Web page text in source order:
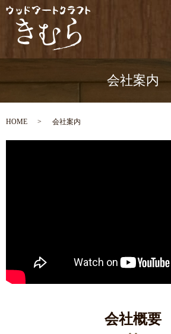
会社案内
HOME 会社案内
会社概要